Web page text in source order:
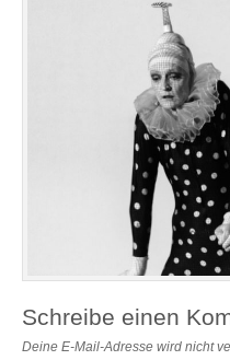
Schreibe einen
Deine E-Mail-Adresse wird nicht